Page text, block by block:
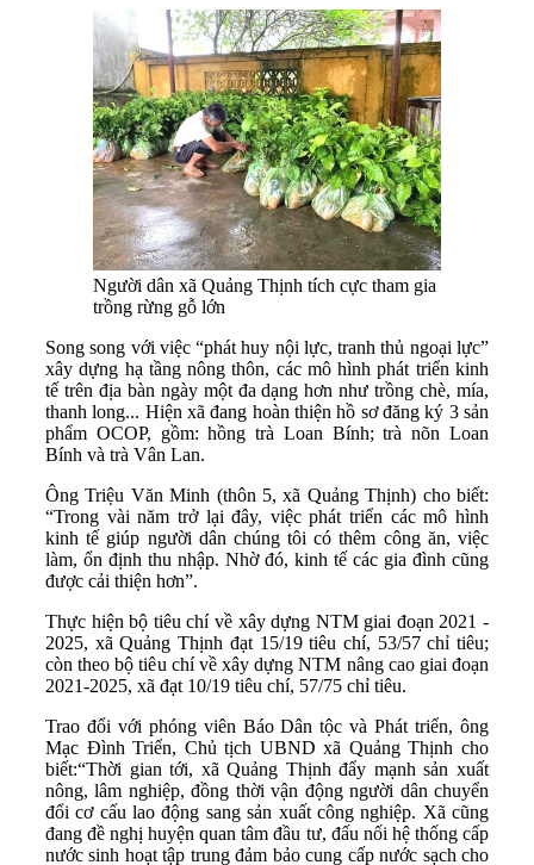
Người dân xã Quảng Thịnh tích cực tham gia
trồng rừng gỗ lớn
Song song với việc “phát huy nội lực, tranh thủ ngoại lực”
xây dựng hạ tầng nông thôn, các mô hình phát triển kinh
tế trên địa bàn ngày một đa dạng hơn như trồng chè, mía,
thanh long... Hiện xã đang hoàn thiện hồ sơ đăng ký 3 sản
phẩm OCOP, gồm: hồng trà Loan Bính; trà nõn Loan
Bính và trà Vân Lan.
Ông Triệu Văn Minh (thôn 5, xã Quảng Thịnh) cho biết:
“Trong vài năm trở lại đây, việc phát triển các mô hình
kinh tế giúp người dân chúng tôi có thêm công ăn, việc
làm, ổn định thu nhập. Nhờ đó, kinh tế các gia đình cũng
được cải thiện hơn”.
Thực hiện bộ tiêu chí về xây dựng NTM giai đoạn 2021 -
2025, xã Quảng Thịnh đạt 15/19 tiêu chí, 53/57 chỉ tiêu;
còn theo bộ tiêu chí về xây dựng NTM nâng cao giai đoạn
2021-2025, xã đạt 10/19 tiêu chí, 57/75 chỉ tiêu.
Trao đổi với phóng viên Báo Dân tộc và Phát triển, ông
Mạc Đình Triển, Chủ tịch UBND xã Quảng Thịnh cho
biết:“Thời gian tới, xã Quảng Thịnh đẩy mạnh sản xuất
nông, lâm nghiệp, đồng thời vận động người dân chuyển
đổi cơ cấu lao động sang sản xuất công nghiệp. Xã cũng
đang đề nghị huyện quan tâm đầu tư, đấu nối hệ thống cấp
nước sinh hoạt tập trung đảm bảo cung cấp nước sạch cho